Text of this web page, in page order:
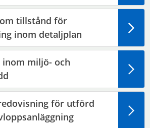
tillstånd för
inom detaljplan
inom miljö- och
för utförd